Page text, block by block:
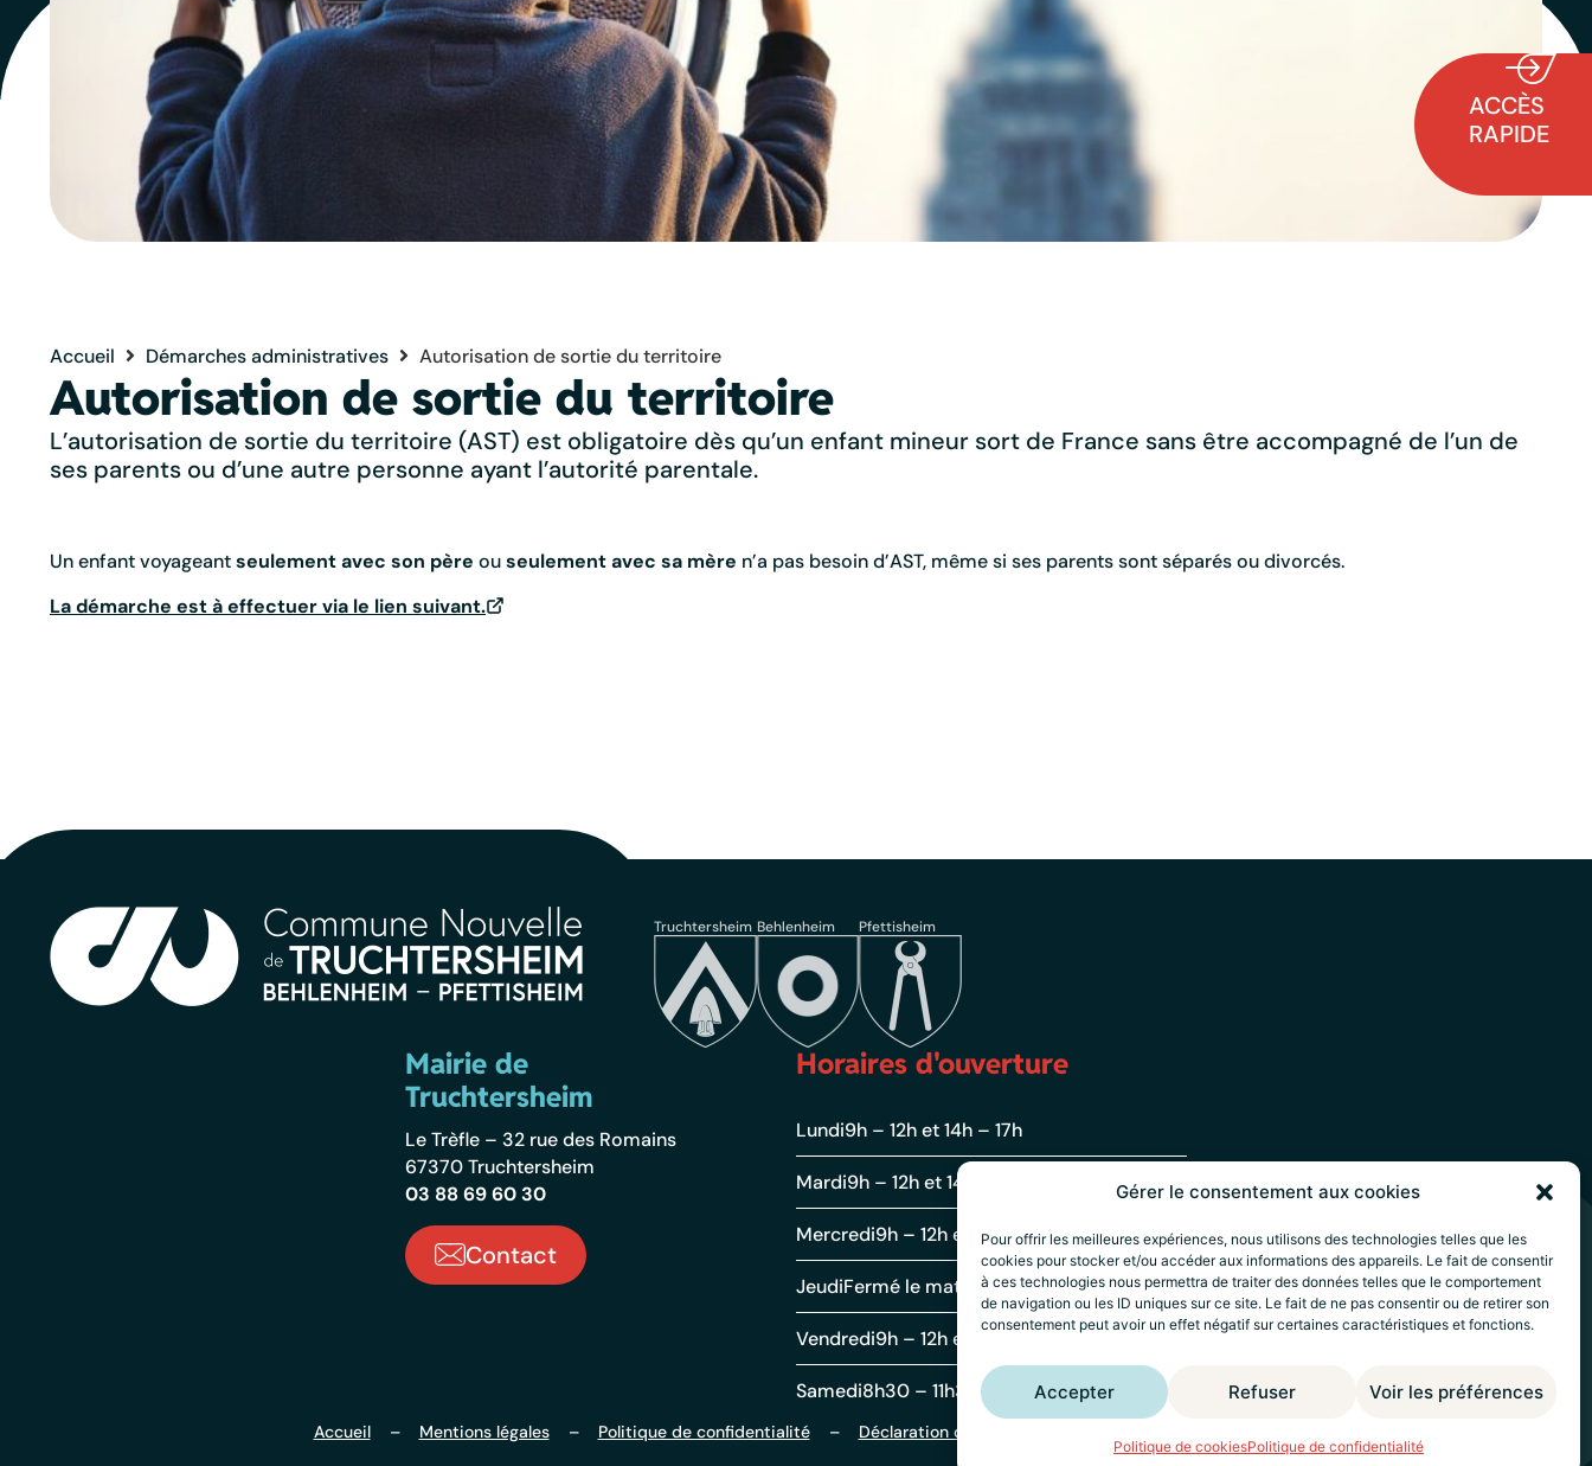
Gérer le consentement aux cookies
Pour offrir les meilleures expériences, nous utilisons des technologies telles que les
cookies pour stocker et/ou accéder aux informations des appareils. Le fait de consentir
à ces technologies nous permettra de traiter des données telles que le comportement
de navigation ou les ID uniques sur ce site. Le fait de ne pas consentir ou de retirer son
consentement peut avoir un effet négatif sur certaines caractéristiques et fonctions.
Accepter Refuser Voir les préférences
Politique de cookiesPolitique de confidentialité
ACCÈS
RAPIDE
Accueil Démarches administratives Autorisation de sortie du territoire
Autorisation de sortie du territoire
L’autorisation de sortie du territoire (AST) est obligatoire dès qu’un enfant mineur sort de France sans être accompagné de l’un de
ses parents ou d’une autre personne ayant l’autorité parentale.
Un enfant voyageantseulement avec son père ouseulement avec sa mère n’a pas besoin d’AST, même si ses parents sont séparés ou divorcés.
La démarche est à effectuer via le lien suivant.
Truchtersheim Behlenheim Pfettisheim
Mairie de
Truchtersheim
Le Trèfle – 32 rue des Romains
67370 Truchtersheim
03 88 69 60 30
Contact
Horaires d'ouverture
Lundi9h – 12h et 14h – 17h
Mardi9h – 12h et 14h – 19h
Mercredi9h – 12h et 14h – 17h
JeudiFermé le matin et 13h – 17h
Vendredi9h – 12h et 14h – 17h
Samedi8h30 – 11h30
Accueil– Mentions légales– Politique de confidentialité– Déclaration d’accessibilité